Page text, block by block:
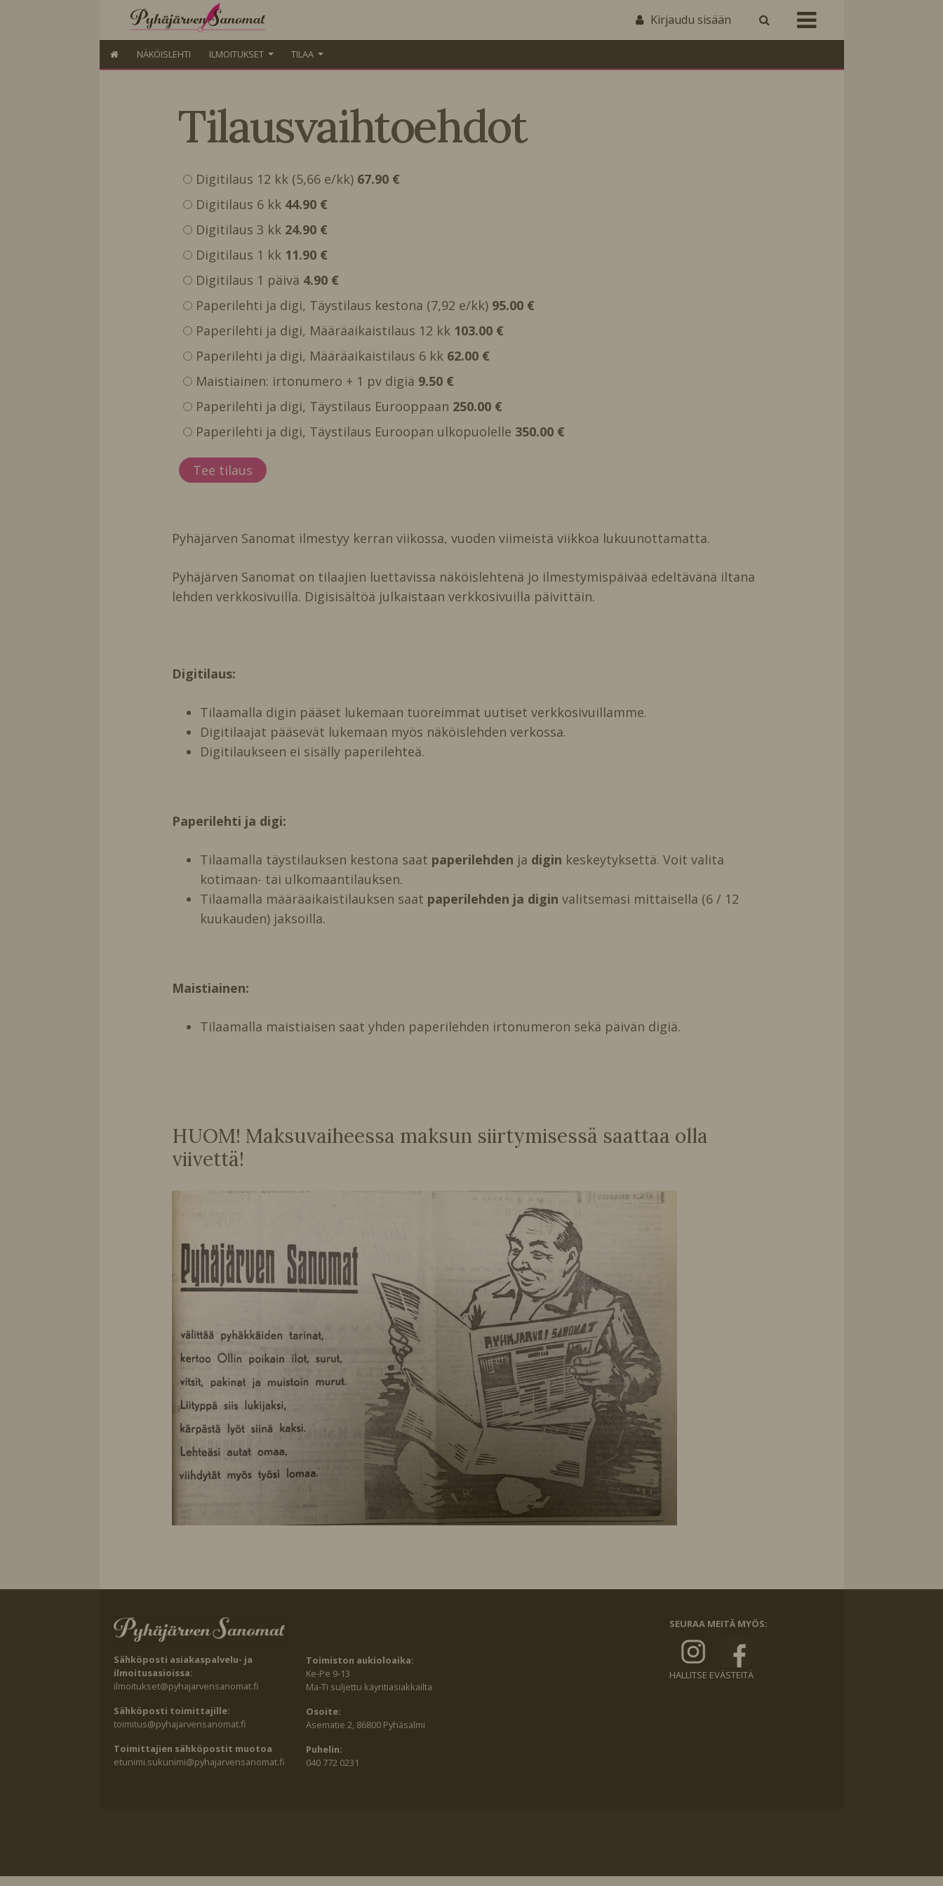
Kirjaudu sisään
NÄKÖISLEHTI ILMOITUKSET TILAA
Tilausvaihtoehdot
Digitilaus 12 kk (5,66 e/kk) 67.90 €
Digitilaus 6 kk 44.90 €
Digitilaus 3 kk 24.90 €
Digitilaus 1 kk 11.90 €
Digitilaus 1 päivä 4.90 €
Paperilehti ja digi, Täystilaus kestona (7,92 e/kk) 95.00 €
Paperilehti ja digi, Määräaikaistilaus 12 kk 103.00 €
Paperilehti ja digi, Määräaikaistilaus 6 kk 62.00 €
Maistiainen: irtonumero + 1 pv digiä 9.50 €
Paperilehti ja digi, Täystilaus Eurooppaan 250.00 €
Paperilehti ja digi, Täystilaus Euroopan ulkopuolelle 350.00 €
Pyhäjärven Sanomat ilmestyy kerran viikossa, vuoden viimeistä viikkoa lukuunottamatta.
Pyhäjärven Sanomat on tilaajien luettavissa näköislehtenä jo ilmestymispäivää edeltävänä iltana
lehden verkkosivuilla. Digisisältöä julkaistaan verkkosivuilla päivittäin.
Digitilaus:
Tilaamalla digin pääset lukemaan tuoreimmat uutiset verkkosivuillamme.
Digitilaajat pääsevät lukemaan myös näköislehden verkossa.
Digitilaukseen ei sisälly paperilehteä.
Paperilehti ja digi:
Tilaamalla täystilauksen kestona saat paperilehden ja digin keskeytyksettä. Voit valita
kotimaan- tai ulkomaantilauksen.
Tilaamalla määräaikaistilauksen saat paperilehden ja digin valitsemasi mittaisella (6 / 12
kuukauden) jaksoilla.
Maistiainen:
Tilaamalla maistiaisen saat yhden paperilehden irtonumeron sekä päivän digiä.
HUOM! Maksuvaiheessa maksun siirtymisessä saattaa olla
viivettä!
Sähköposti asiakaspalvelu- ja
ilmoitusasioissa:
ilmoitukset@pyhajarvensanomat.fi
Sähköposti toimittajille:
toimitus@pyhajarvensanomat.fi
Toimittajien sähköpostit muotoa
etunimi.sukunimi@pyhajarvensanomat.fi
Toimiston aukioloaika:
Ke-Pe 9-13
Ma-Ti suljettu käyntiasiakkailta
Osoite:
Asematie 2, 86800 Pyhäsalmi
Puhelin:
040 772 0231
SEURAA MEITÄ MYÖS:
HALLITSE EVÄSTEITÄ